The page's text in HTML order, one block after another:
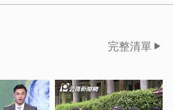
完整清單